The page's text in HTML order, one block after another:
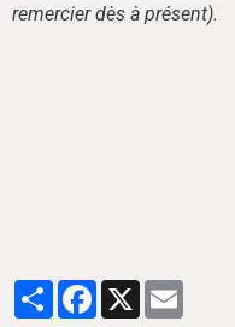
remercier dès à présent).
PartagerFacebook
X